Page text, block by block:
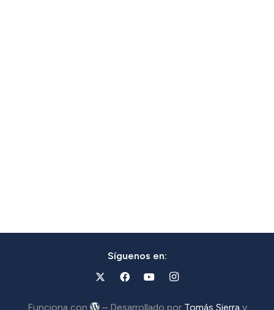
Síguenos en:
Funciona con – Desarrollado por Tomás Sierra y